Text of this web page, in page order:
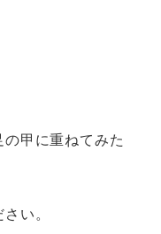
甲に重ねてみた
い。